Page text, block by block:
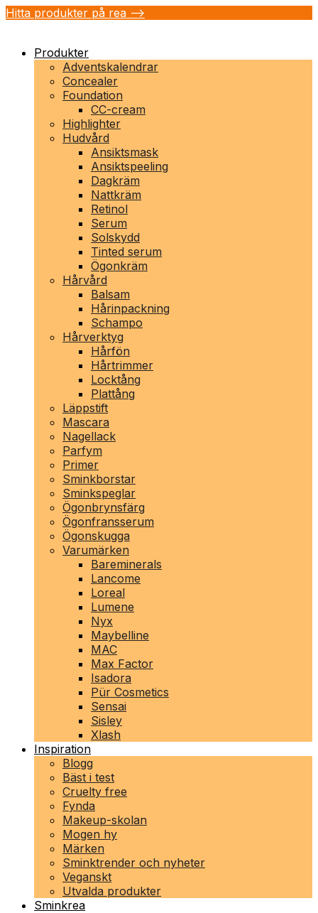
Hitta produkter på rea -->
Produkter
Adventskalendrar
Concealer
Foundation
CC-cream
Highlighter
Hudvård
Ansiktsmask
Ansiktspeeling
Dagkräm
Nattkräm
Retinol
Serum
Solskydd
Tinted serum
Ögonkräm
Hårvård
Balsam
Hårinpackning
Schampo
Hårverktyg
Hårfön
Hårtrimmer
Locktång
Plattång
Läppstift
Mascara
Nagellack
Parfym
Primer
Sminkborstar
Sminkspeglar
Ögonbrynsfärg
Ögonfransserum
Ögonskugga
Varumärken
Bareminerals
Lancome
Loreal
Lumene
Nyx
Maybelline
MAC
Max Factor
Isadora
Pür Cosmetics
Sensai
Sisley
Xlash
Inspiration
Blogg
Bäst i test
Cruelty free
Fynda
Makeup-skolan
Mogen hy
Märken
Sminktrender och nyheter
Veganskt
Utvalda produkter
Sminkrea